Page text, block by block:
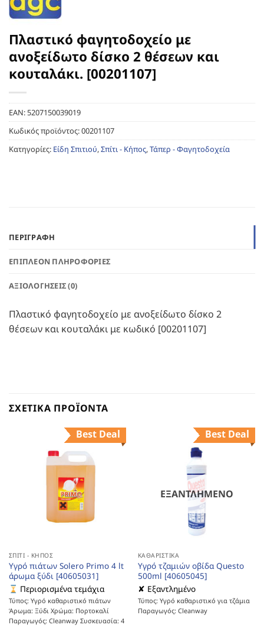
Πλαστικό φαγητοδοχείο με
ανοξείδωτο δίσκο 2 θέσεων και
κουταλάκι. [00201107]
EAN:5207150039019
Κωδικός προϊόντος:00201107
Κατηγορίες: Είδη Σπιτιού,Σπίτι - Κήπος,Τάπερ - Φαγητοδοχεία
ΠΕΡΙΓΡΑΦΉ
ΕΠΙΠΛΈΟΝ ΠΛΗΡΟΦΟΡΊΕΣ
ΑΞΙΟΛΟΓΉΣΕΙΣ (0)
Πλαστικό φαγητοδοχείο με ανοξείδωτο δίσκο 2
θέσεων και κουταλάκι με κωδικό [00201107]
ΣΧΕΤΙΚΆ ΠΡΟΪΌΝΤΑ
Best Deal
ΣΠΊΤΙ - ΚΉΠΟΣ
Υγρό πιάτων Solero Primo 4 lt
άρωμα ξύδι [40605031]
Περιορισμένα τεμάχια
Τύπος: Υγρό καθαριστικό πιάτων
Άρωμα: Ξύδι Χρώμα: Πορτοκαλί
Παραγωγός: Cleanway Συσκευασία: 4
Best Deal
ΕΞΑΝΤΛΗΜΈΝΟ
ΚΑΘΑΡΙΣΤΙΚΆ
Υγρό τζαμιών οβίδα Questo
500ml [40605045]
✘ Εξαντλημένο
Τύπος: Υγρό καθαριστικό για τζάμια
Παραγωγός: Cleanway